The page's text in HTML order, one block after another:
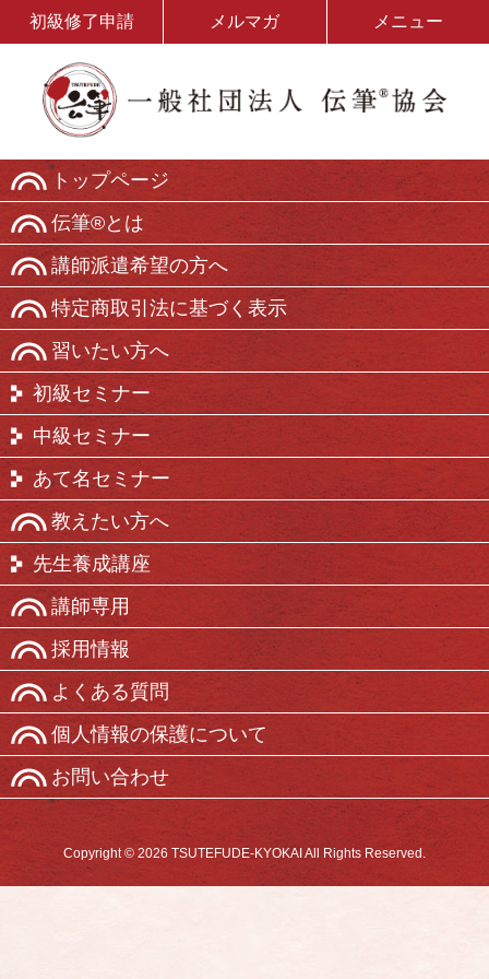
初級修了申請 メルマガ メニュー
トップページ
伝筆®とは
講師派遣希望の方へ
特定商取引法に基づく表示
習いたい方へ
初級セミナー
中級セミナー
あて名セミナー
教えたい方へ
先生養成講座
講師専用
採用情報
よくある質問
個人情報の保護について
お問い合わせ
Copyright © 2026 TSUTEFUDE-KYOKAI All Rights Reserved.